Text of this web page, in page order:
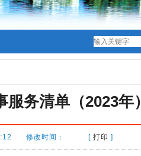
务清单（2023年）
修改时间： [ 打印 ]